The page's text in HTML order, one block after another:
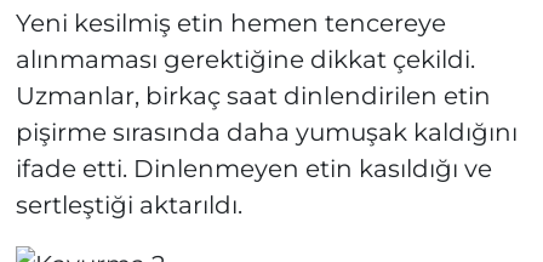
Yeni kesilmiş etin hemen tencereye
alınmaması gerektiğine dikkat çekildi.
Uzmanlar, birkaç saat dinlendirilen etin
pişirme sırasında daha yumuşak kaldığını
ifade etti. Dinlenmeyen etin kasıldığı ve
sertleştiği aktarıldı.